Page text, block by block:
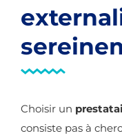
Choisir un
consiste pas à